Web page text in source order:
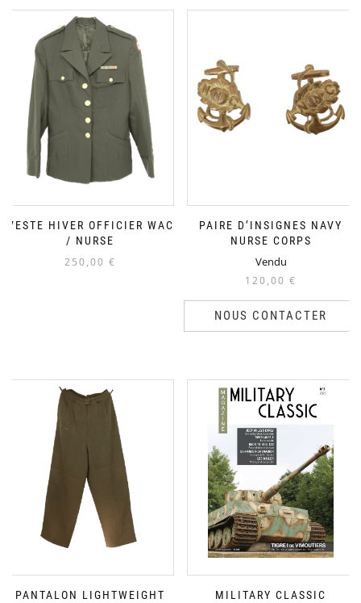
VESTE HIVER OFFICIER WAC
/ NURSE
250,00 €
PAIRE D’INSIGNES NAVY
NURSE CORPS
Vendu
120,00 €
NOUS CONTACTER
PANTALON LIGHTWEIGHT
MILITARY CLASSIC